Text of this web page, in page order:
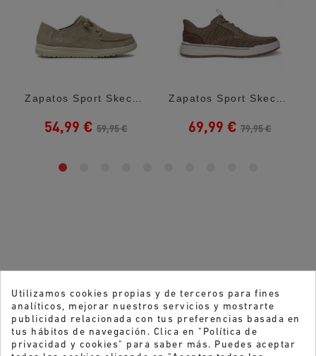
54,99 € 59,95 € 69,99 € 79,95 €
Utilizamos cookies propias y de terceros para fines
analíticos, mejorar nuestros servicios y mostrarte
publicidad relacionada con tus preferencias basada en
tus hábitos de navegación. Clica en "Política de
privacidad y cookies" para saber más. Puedes aceptar